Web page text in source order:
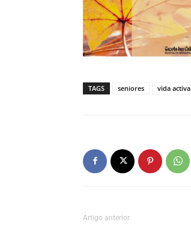
TAGS seniores vida activa
Artigo anterior